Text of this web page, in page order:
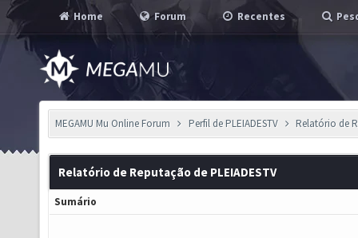
Home Forum Recentes
MEGAMU Mu Online Forum Perfil de PLEIADESTV Relatório de
Relatório de Reputação de PLEIADESTV
Sumário